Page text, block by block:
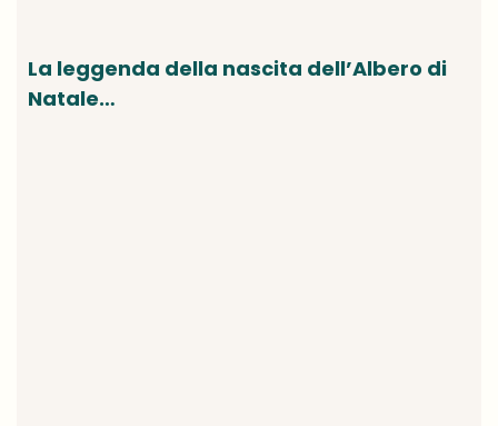
La leggenda della nascita dell’Albero di
Natale…